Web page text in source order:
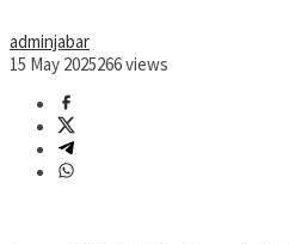
adminjabar
15 May 2025266 views